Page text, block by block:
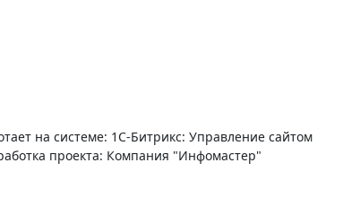
на системе: 1С-Битрикс: Управление сайтом
проекта: Компания "Инфомастер"